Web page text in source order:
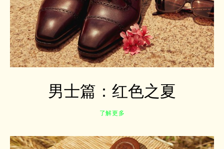
男士篇：红色之夏
了解更多